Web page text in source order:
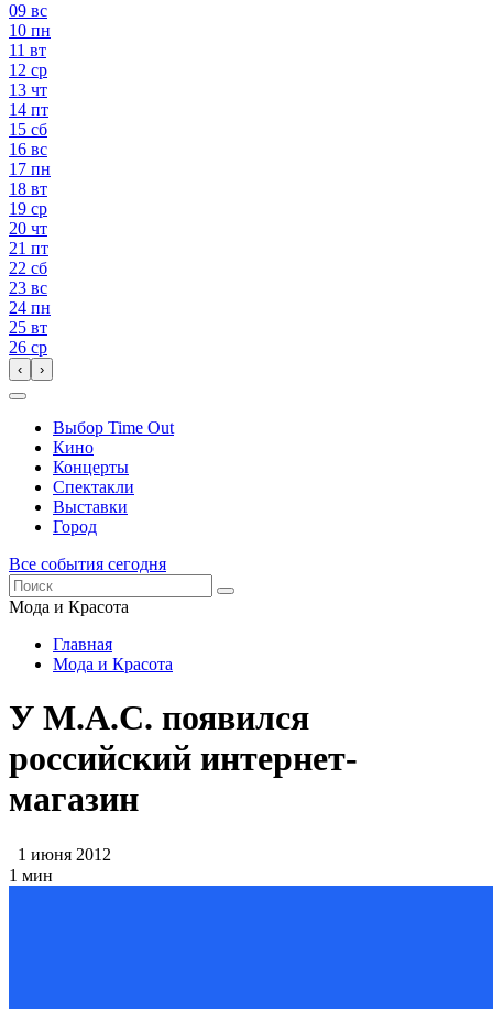
09 вс
10 пн
11 вт
12 ср
13 чт
14 пт
15 сб
16 вс
17 пн
18 вт
19 ср
20 чт
21 пт
22 сб
23 вс
24 пн
25 вт
26 ср
‹ ›
Выбор Time Out
Кино
Концерты
Спектакли
Выставки
Город
Все события сегодня
Мода и Красота
Главная
Мода и Красота
У М.А.С. появился
российский интернет-
магазин
1 июня 2012
1 мин